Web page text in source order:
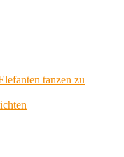
tanzen zu